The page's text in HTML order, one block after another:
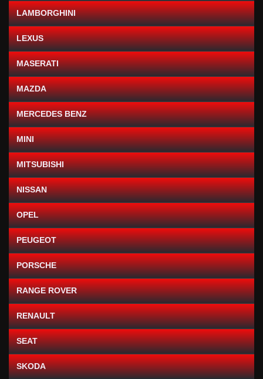
LAMBORGHINI
LEXUS
MASERATI
MAZDA
MERCEDES BENZ
MINI
MITSUBISHI
NISSAN
OPEL
PEUGEOT
PORSCHE
RANGE ROVER
RENAULT
SEAT
SKODA